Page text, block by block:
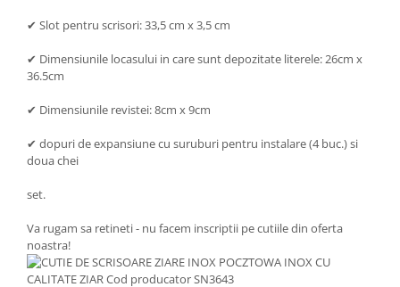
✔ Slot pentru scrisori: 33,5 cm x 3,5 cm
✔ Dimensiunile locasului in care sunt depozitate literele: 26cm x
36.5cm
✔ Dimensiunile revistei: 8cm x 9cm
✔ dopuri de expansiune cu suruburi pentru instalare (4 buc.) si
doua chei
set.
Va rugam sa retineti - nu facem inscriptii pe cutiile din oferta
noastra!